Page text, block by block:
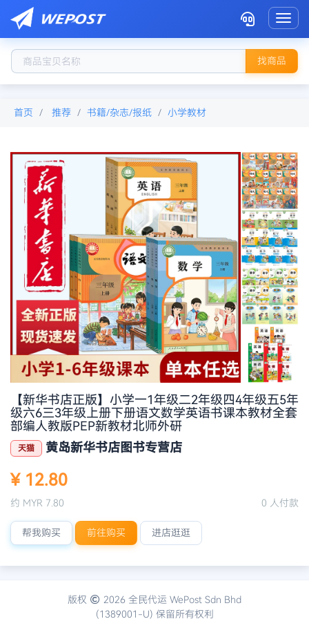
找商品
首页 推荐 书籍/杂志/报纸 小学教材
【新华书店正版】小学一1年级二2年级四4年级五5年
级六6三3年级上册下册语文数学英语书课本教材全套
部编人教版PEP新教材北师外研
天猫 黄岛新华书店图书专营店
¥ 12.80
0 人付款
约 MYR 7.80
帮我购买 前往购买 进店逛逛
版权
2026 全民代运 WePost Sdn Bhd
(1389001-U) 保留所有权利